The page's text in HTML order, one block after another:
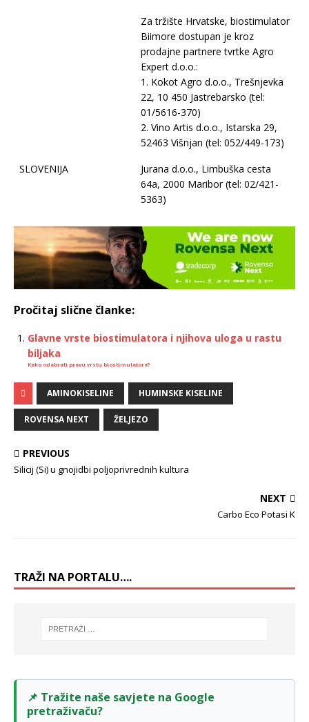
Za tržište Hrvatske, biostimulator
Biimore dostupan je kroz
prodajne partnere tvrtke Agro
Expert d.o.o.:
1. Kokot Agro d.o.o., Trešnjevka
22, 10 450 Jastrebarsko (tel:
01/5616-370)
2. Vino Artis d.o.o., Istarska 29,
52463 Višnjan (tel: 052/449-173)
SLOVENIJA
Jurana d.o.o., Limbuška cesta
64a, 2000 Maribor (tel: 02/421-
5363)
Pročitaj slične članke:
Glavne vrste biostimulatora i njihova uloga u rastu
biljaka
Kako odabrati pravu vrstu biostimulatora?
AMINOKISELINE HUMINSKE KISELINE
ROVENSA NEXT ŽELJEZO
PREVIOUS
Silicij (Si) u gnojidbi poljoprivrednih kultura
NEXT
Carbo Eco Potasi K
TRAŽI NA PORTALU….
📌 Tražite naše savjete na Google
pretraživaču?